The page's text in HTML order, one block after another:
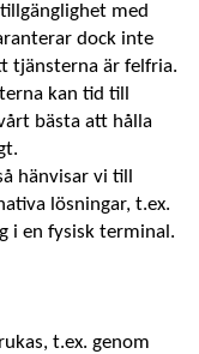
med
dock inte
tjänsterna är felfria.
kan tid till
bästa att hålla
hänvisar vi till
lösningar, t.ex.
i en fysisk terminal.
t.ex. genom